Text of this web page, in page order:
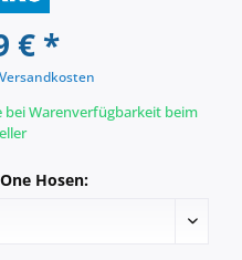
€ *
bei Warenverfügbarkeit beim
Hosen: